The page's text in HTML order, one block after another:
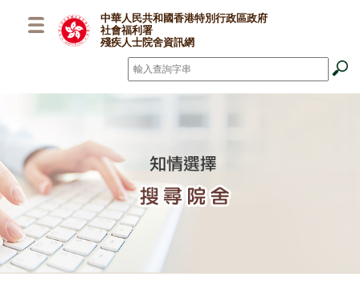
中華人民共和國香港特別行政區政府
社會福利署
殘疾人士院舍資訊網
搜尋*